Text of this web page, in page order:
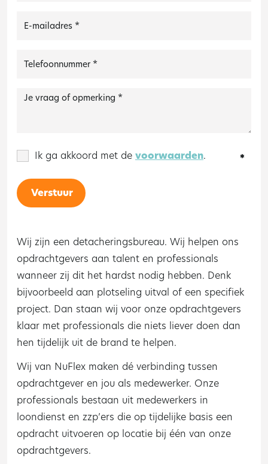
Ik ga akkoord met de voorwaarden.
Verstuur
Wij zijn een detacheringsbureau. Wij helpen ons
opdrachtgevers aan talent en professionals
wanneer zij dit het hardst nodig hebben. Denk
bijvoorbeeld aan plotseling uitval of een specifiek
project. Dan staan wij voor onze opdrachtgevers
klaar met professionals die niets liever doen dan
hen tijdelijk uit de brand te helpen.
Wij van NuFlex maken dé verbinding tussen
opdrachtgever en jou als medewerker. Onze
professionals bestaan uit medewerkers in
loondienst en zzp’ers die op tijdelijke basis een
opdracht uitvoeren op locatie bij één van onze
opdrachtgevers.